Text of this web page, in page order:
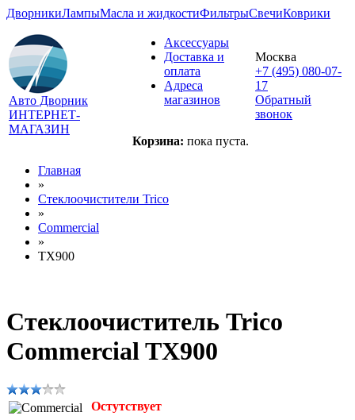
ДворникиЛампыМасла и жидкостиФильтрыСвечиКоврики
Авто Дворник
ИНТЕРНЕТ-
МАГАЗИН
Аксессуары
Доставка и
оплата
Адреса
магазинов
Корзина: пока пуста.
Москва
+7 (495) 080-07-
17
Обратный
звонок
Главная
»
Стеклоочистители Trico
»
Commercial
»
TX900
Стеклоочиститель Trico
Commercial TX900
Остутствует